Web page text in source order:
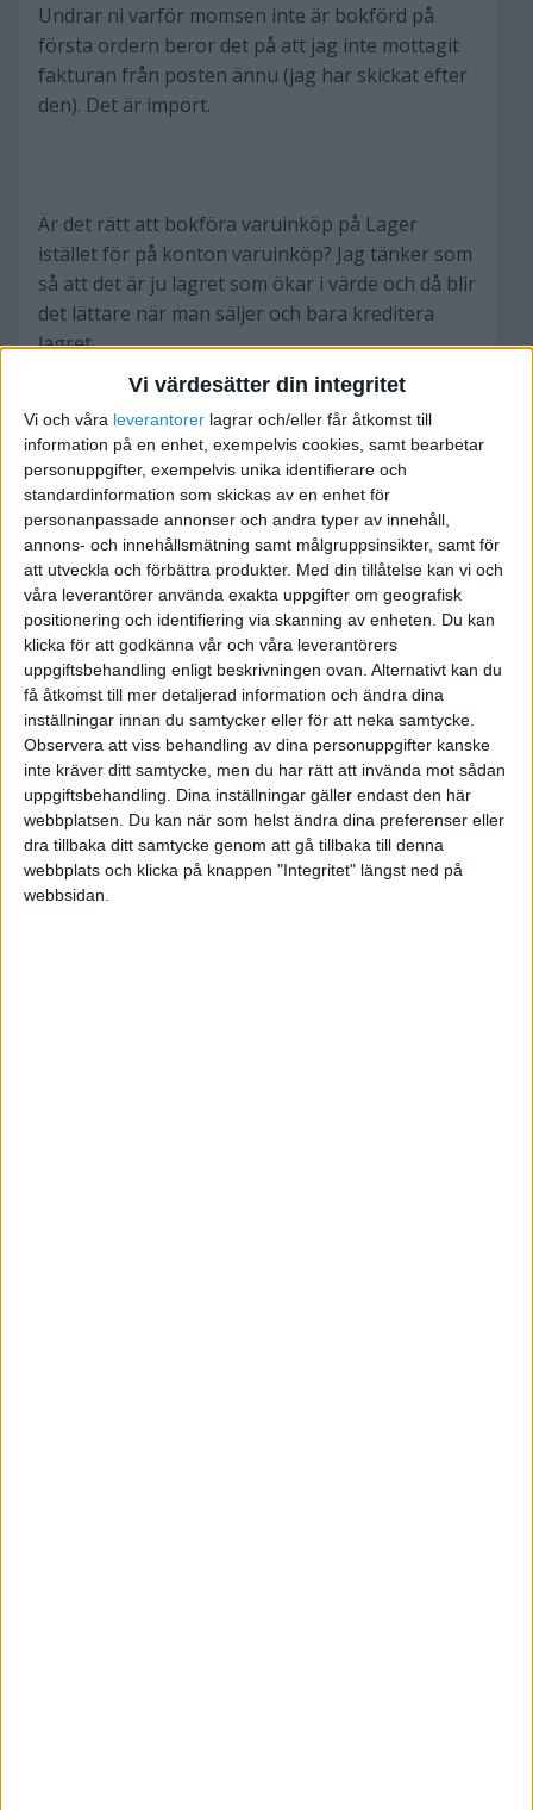
Vi värdesätter din integritet
Vi och våra leverantorer lagrar och/eller får åtkomst till
information på en enhet, exempelvis cookies, samt bearbetar
personuppgifter, exempelvis unika identifierare och
standardinformation som skickas av en enhet för
personanpassade annonser och andra typer av innehåll,
annons- och innehållsmätning samt målgruppsinsikter, samt för
att utveckla och förbättra produkter. Med din tillåtelse kan vi och
våra leverantörer använda exakta uppgifter om geografisk
positionering och identifiering via skanning av enheten. Du kan
klicka för att godkänna vår och våra leverantörers
uppgiftsbehandling enligt beskrivningen ovan. Alternativt kan du
få åtkomst till mer detaljerad information och ändra dina
inställningar innan du samtycker eller för att neka samtycke.
Observera att viss behandling av dina personuppgifter kanske
inte kräver ditt samtycke, men du har rätt att invända mot sådan
uppgiftsbehandling. Dina inställningar gäller endast den här
webbplatsen. Du kan när som helst ändra dina preferenser eller
dra tillbaka ditt samtycke genom att gå tillbaka till denna
webbplats och klicka på knappen "Integritet" längst ned på
webbsidan.
Undrar ni varför momsen inte är bokförd på
första ordern beror det på att jag inte mottagit
fakturan från posten ännu (jag har skickat efter
den). Det är import.
Är det rätt att bokföra varuinköp på Lager
istället för på konton varuinköp? Jag tänker som
så att det är ju lagret som ökar i värde och då blir
det lättare när man säljer och bara kreditera
lagret.
Jag är helt ny på detta och bara 18 år så jag hade
varit mycket tacksam över lite experthjälp 🙂
DFT
2007-04-11 14:40
Vill du bokföra inköpet över lager så är det OK,
men man kan då inte göra som du gör. Om du
tittat på din resultaträkning nu så kan du se att
du ännu inte har varken intäkter eller
varukostnader eftersom du bara använder
lagerkontot. Ska du boka över lager måste